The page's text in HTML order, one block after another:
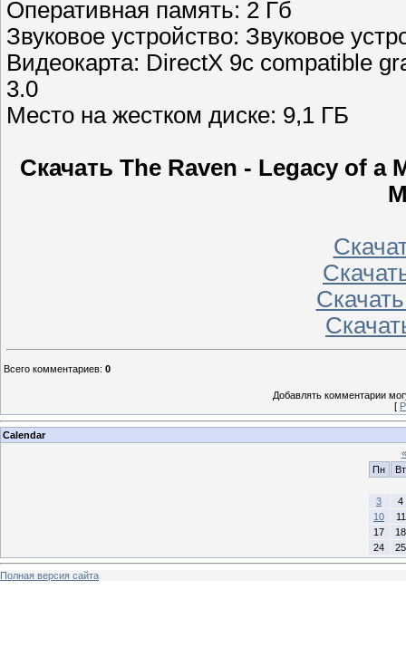
Оперативная память: 2 Гб
Звуковое устройство: Звуковое
Видеокарта: DirectX 9c compatible
3.0
Место на жестком диске: 9,1 ГБ
Скачать The Raven - Legacy of a
Всего комментариев: 0
Добавлять комментарии
[
Calendar
«
Пн
Вт
3
4
10
11
17
18
24
25
Полная версия сайта